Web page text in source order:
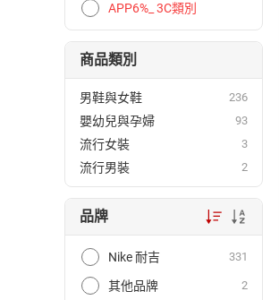
APP6%_ 3C類別
商品類別
男鞋與女鞋 236
嬰幼兒與孕婦 93
流行女裝 3
流行男裝 2
品牌
Nike 耐吉 331
其他品牌 2